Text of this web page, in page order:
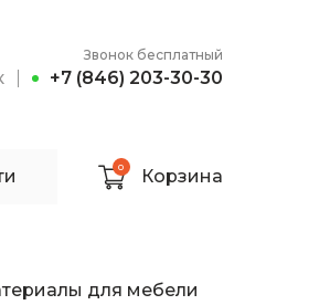
Звонок бесплатный
+7 (846) 203-30-30
0 Корзина
для мебели